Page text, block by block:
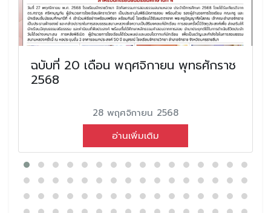
ฉบับที่ 20 เดือน พฤศจิกายน พุทธศักราช
2568
28 พฤศจิกายน 2568
อ่านเพิ่มเติม